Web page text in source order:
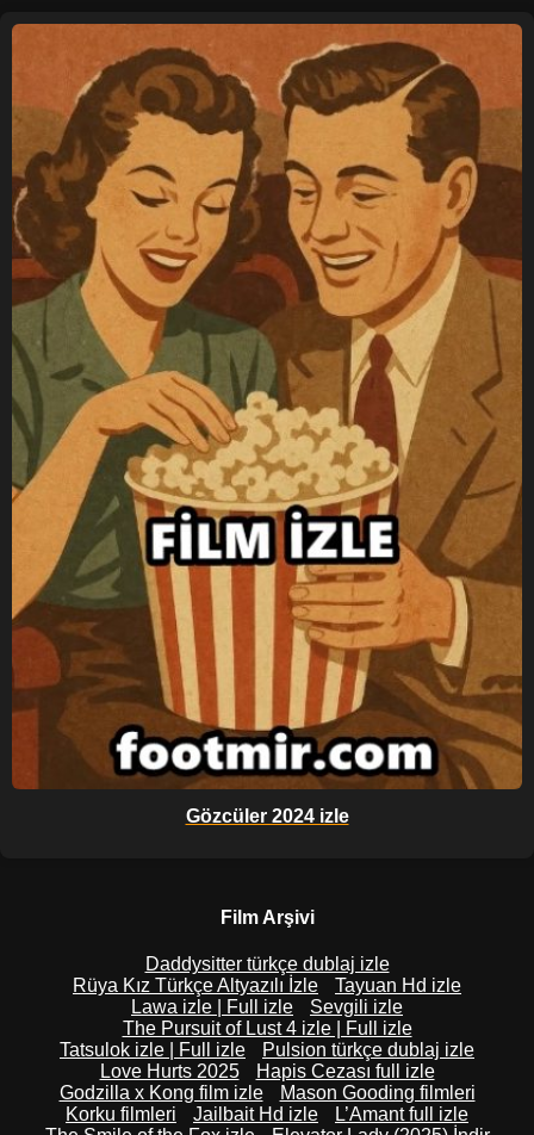
Gözcüler 2024 izle
Film Arşivi
Daddysitter türkçe dublaj izle
Rüya Kız Türkçe Altyazılı İzle
Tayuan Hd izle
Lawa izle | Full izle
Sevgili izle
The Pursuit of Lust 4 izle | Full izle
Tatsulok izle | Full izle
Pulsion türkçe dublaj izle
Love Hurts 2025
Hapis Cezası full izle
Godzilla x Kong film izle
Mason Gooding filmleri
Korku filmleri
Jailbait Hd izle
L’Amant full izle